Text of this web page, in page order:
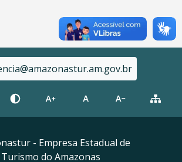
- Empresa Estadual de
Turismo do Amazonas